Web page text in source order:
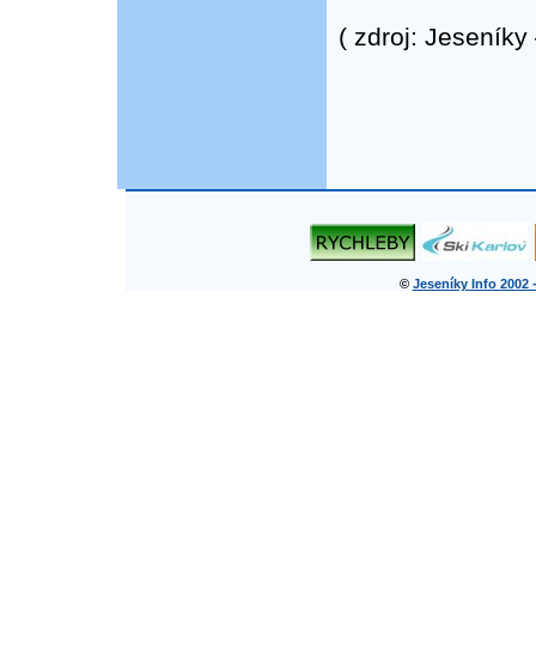
( zdroj: Jeseníky
© Jeseníky Info 2002